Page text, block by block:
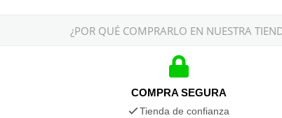
¿POR QUÉ COMPRARLO EN NUESTRA
COMPRA SEGURA
Tienda de confianza